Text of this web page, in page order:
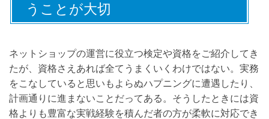
うことが大切
ネットショップの運営に役立つ検定や資格をご紹介してき
たが、資格さえあれば全てうまくいくわけではない。実務
をこなしていると思いもよらぬハプニングに遭遇したり、
計画通りに進まないことだってある。そうしたときには資
格よりも豊富な実戦経験を積んだ者の方が柔軟に対応でき